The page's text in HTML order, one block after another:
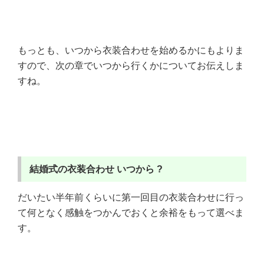
もっとも、いつから衣装合わせを始めるかにもよりま
すので、次の章でいつから行くかについてお伝えしま
すね。
結婚式の衣装合わせ いつから ?
だいたい半年前くらいに第一回目の衣装合わせに行っ
て何となく感触をつかんでおくと余裕をもって選べま
す。